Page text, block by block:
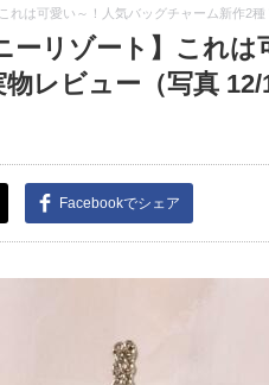
れは可愛い～！人気バッグチャーム新作2
ーリゾート】これ
レビュー（写真 12/
Facebookでシェア